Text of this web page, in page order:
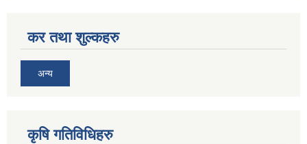
कर तथा शुल्कहरु
अन्य
कृषि गतिविधिहरु